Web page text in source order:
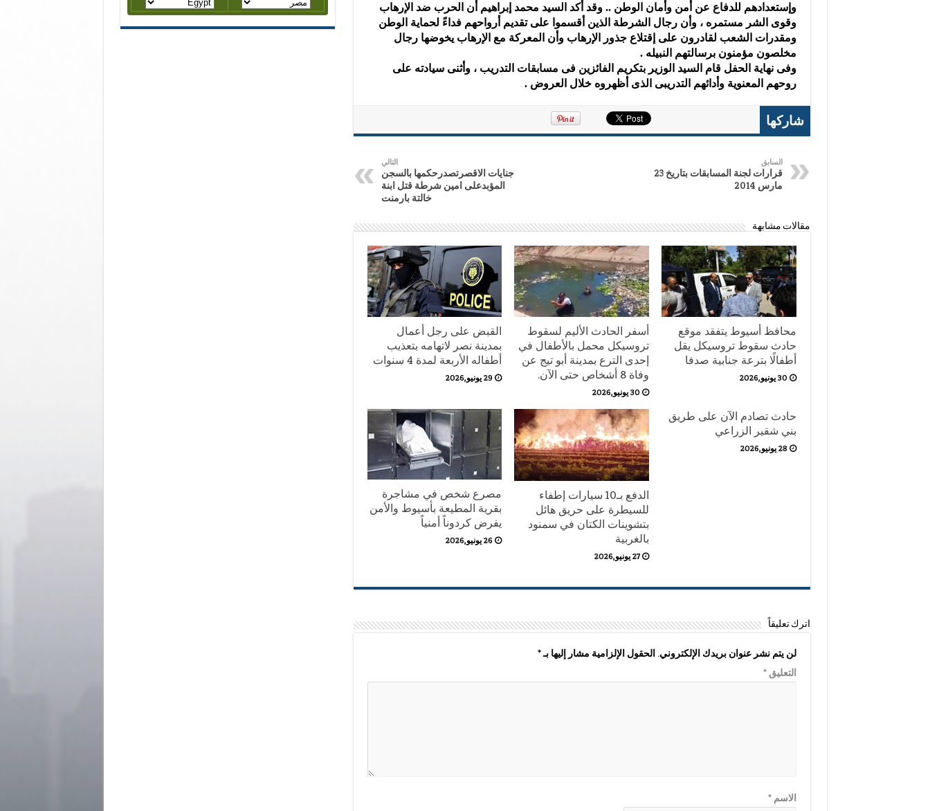
وإستعدادهم للدفاع عن أمن وأمان الوطن .. وقد أكد السيد محمد إبراهيم أن الحرب ضد الإرهاب
وقوى الشر مستمره ، وأن رجال الشرطة الذين أقسموا على تقديم أرواحهم فداءً لحماية الوطن
ومقدرات الشعب لقادرون على إقتلاع جذور الإرهاب وأن المعركة مع الإرهاب يخوضها رجال
مخلصون مؤمنون برسالتهم النبيله .
وفى نهاية الحفل قام السيد الوزير بتكريم الفائزين فى مسابقات التدريب ، وأثنى سيادته على
روحهم المعنوية وأدائهم التدريبى الذى أظهروه خلال العروض .
شاركها
السابق
قرارات لجنة المسابقات بتاريخ 23
مارس 2014
التالي
جنايات الاقصرتصدرحكمها بالسجن
المؤبدعلى امين شرطة قتل ابنة
خالتة بارمنت
مقالات مشابهة
محافظ أسيوط يتفقد موقع
حادث سقوط تروسيكل يقل
أطفالًا بترعة جنابية صدفا
30 يونيو,2026
أسفر الحادث الأليم لسقوط
تروسيكل محمل بالأطفال في
إحدى الترع بمدينة أبو تيج عن
وفاة 8 أشخاص حتى الآن.
30 يونيو,2026
القبض على رجل أعمال
بمدينة نصر لاتهامه بتعذيب
أطفاله الأربعة لمدة 4 سنوات
29 يونيو,2026
حادث تصادم الآن على طريق
بني شقير الزراعي
28 يونيو,2026
الدفع بـ10 سيارات إطفاء
للسيطرة على حريق هائل
بتشوينات الكتان في سمنود
بالغربية
27 يونيو,2026
مصرع شخص في مشاجرة
بقرية المطيعة بأسيوط والأمن
يفرض كردوناً أمنياً
26 يونيو,2026
اترك تعليقاً
لن يتم نشر عنوان بريدك الإلكتروني. الحقول الإلزامية مشار إليها بـ*
التعليق*
الاسم*